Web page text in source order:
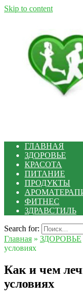
Skip to content
ГЛАВНАЯ
ЗДОРОВЬЕ
КРАСОТА
ПИТАНИЕ
ПРОДУКТЫ
ФИТНЕС
ЗДРАВСТИЛЬ
Search for:
Главная » ЗДОРОВЬЕ
условиях
Как и чем
условиях